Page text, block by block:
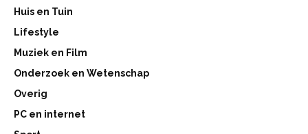
Huis en Tuin
Lifestyle
Muziek en Film
Onderzoek en Wetenschap
Overig
PC en internet